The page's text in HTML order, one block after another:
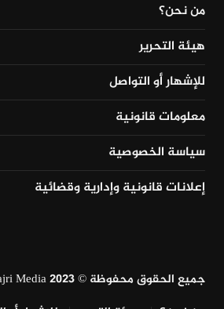
من نحن؟
هيئة التحرير
للإشهار أو التواصل
معلومات قانونية
سياسة الخصوصية
إعلانات قانونية وإدارية وقضائية
جميع الحقوق محفوظة © Fajri Media 2023